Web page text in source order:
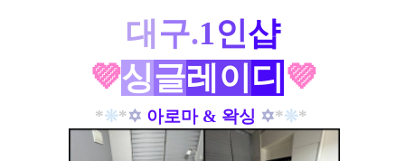
대 구.1인샵
💜싱글레이디 💜
*❊*✡ 아로마 & 왁싱 ✡*❊*